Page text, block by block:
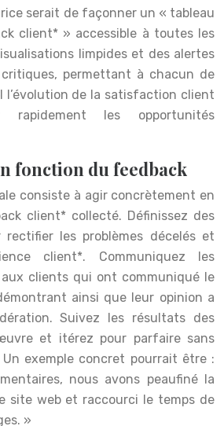
serait de façonner un « tableau
client* » accessible à toutes les
limpides et des alertes
critiques, permettant à chacun de
l’évolution de la satisfaction client
les opportunités
fonction du feedback
consiste à agir concrètement en
client* collecté. Définissez des
rectifier les problèmes décelés et
client*. Communiquez les
clients qui ont communiqué le
ainsi que leur opinion a
Suivez les résultats des
et itérez pour parfaire sans
Un exemple concret pourrait être :
nous avons peaufiné la
site web et raccourci le temps de
»